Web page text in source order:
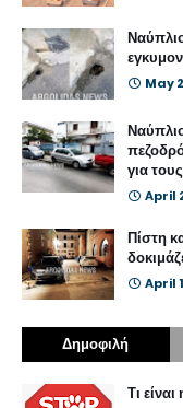
May
για
April
Πίστη
April
Δημοφιλή
Τι